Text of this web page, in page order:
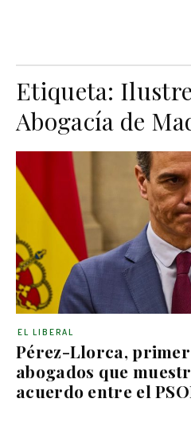
Etiqueta:
Abogacía de
Pérez-Llorca,
abogados que
acuerdo entre el
EL LIBERAL